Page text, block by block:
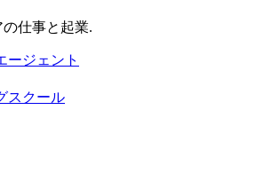
仕事と起業.
ージェント
スクール